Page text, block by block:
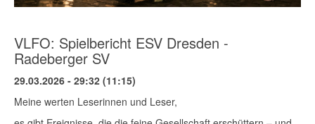
VLFO: Spielbericht ESV Dresden -
Radeberger SV
29.03.2026 - 29:32 (11:15)
Meine werten Leserinnen und Leser,